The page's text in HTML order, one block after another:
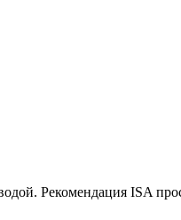
Рекомендация ISA